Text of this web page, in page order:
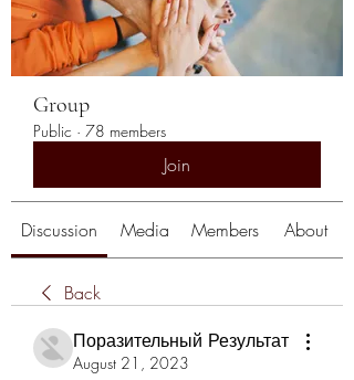
Group
Public · 78 members
Join
Discussion Media Members About
Back
Поразительный Результат
August 21, 2023